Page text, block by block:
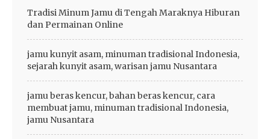
Tradisi Minum Jamu di Tengah Maraknya Hiburan
dan Permainan Online
jamu kunyit asam, minuman tradisional Indonesia,
sejarah kunyit asam, warisan jamu Nusantara
jamu beras kencur, bahan beras kencur, cara
membuat jamu, minuman tradisional Indonesia,
jamu Nusantara